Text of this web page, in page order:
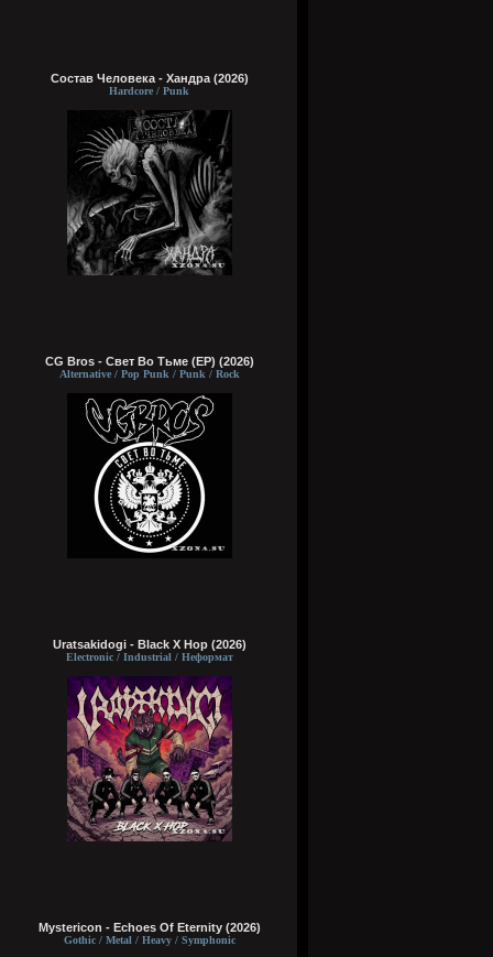
Состав Человека - Хандра (2026)
Hardcore / Punk
CG Bros - Свет Во Тьме (EP) (2026)
Alternative / Pop Punk / Punk / Rock
Uratsakidogi - Black X Hop (2026)
Electronic / Industrial / Неформат
Mystericon - Echoes Of Eternity (2026)
Gothic / Metal / Heavy / Symphonic